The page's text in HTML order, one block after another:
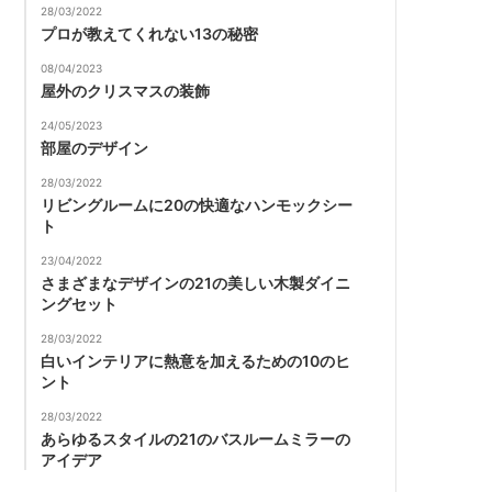
28/03/2022
プロが教えてくれない13の秘密
08/04/2023
屋外のクリスマスの装飾
24/05/2023
部屋のデザイン
28/03/2022
リビングルームに20の快適なハンモックシー
ト
23/04/2022
さまざまなデザインの21の美しい木製ダイニ
ングセット
28/03/2022
白いインテリアに熱意を加えるための10のヒ
ント
28/03/2022
あらゆるスタイルの21のバスルームミラーの
アイデア